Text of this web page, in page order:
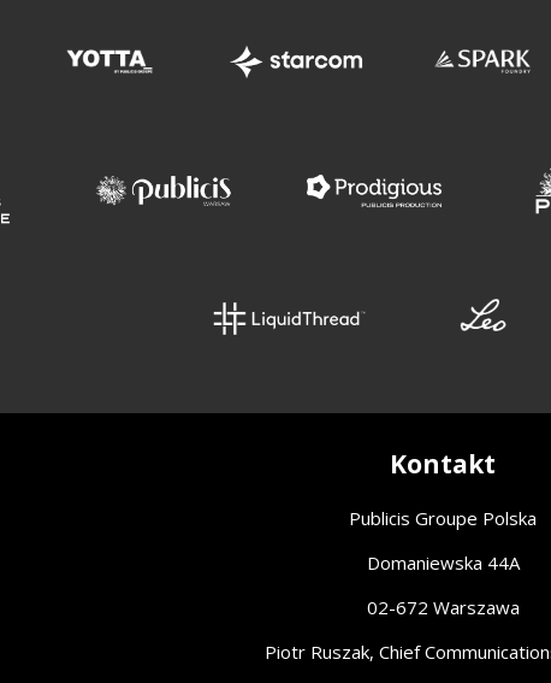
Kontakt
Publicis Groupe Polska
Domaniewska 44A
02-672 Warszawa
Piotr Ruszak, Chief